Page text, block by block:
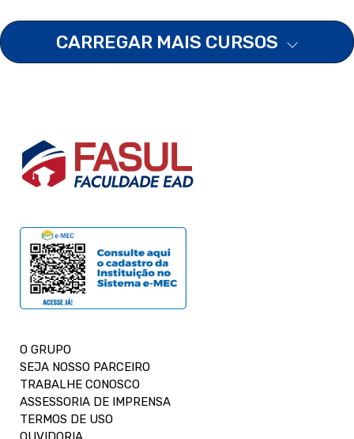
CARREGAR MAIS CURSOS
O GRUPO
SEJA NOSSO PARCEIRO
TRABALHE CONOSCO
ASSESSORIA DE IMPRENSA
TERMOS DE USO